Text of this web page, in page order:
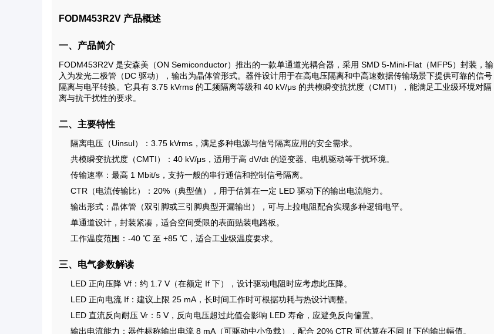
FODM453R2V 产品概述
一、产品简介
FODM453R2V 是安森美（ON Semiconductor）推出的一款单通道光耦合器，采用 SMD 5-Mini-Flat（MFP5）封装，输
入为发光二极管（DC 驱动），输出为晶体管形式。器件设计用于在高电压隔离和中高速数据传输场景下提供可靠的信号
隔离与电平转换。它具有 3.75 kVrms 的工频隔离等级和 40 kV/μs 的共模瞬变抗扰度（CMTI），能满足工业级环境对隔
离与抗干扰性的要求。
二、主要特性
隔离电压（Uinsul）：3.75 kVrms，满足多种电源与信号隔离应用的安全需求。
共模瞬变抗扰度（CMTI）：40 kV/μs，适用于高 dV/dt 的逆变器、电机驱动等干扰环境。
传输速率：最高 1 Mbit/s，支持一般的串行通信和控制信号隔离。
CTR（电流传输比）：20%（典型值），用于估算在一定 LED 驱动下的输出电流能力。
输出形式：晶体管（双引脚或三引脚典型开漏输出），可与上拉电阻配合实现多种逻辑电平。
单通道设计，封装紧凑，适合空间受限的表面贴装电路板。
工作温度范围：-40 ℃ 至 +85 ℃，适合工业级温度要求。
三、电气参数解读
LED 正向压降 Vf：约 1.7 V（在额定 If 下），设计驱动电阻时应考虑此压降。
LED 正向电流 If：建议上限 25 mA，长时间工作时可根据功耗与热设计调整。
LED 直流反向耐压 Vr：5 V，反向电压超过此值会影响 LED 寿命，应避免反向偏置。
输出电流能力：器件标称输出电流 8 mA（可驱动中小负载），配合 20% CTR 可估算在不同 If 下的输出幅值。